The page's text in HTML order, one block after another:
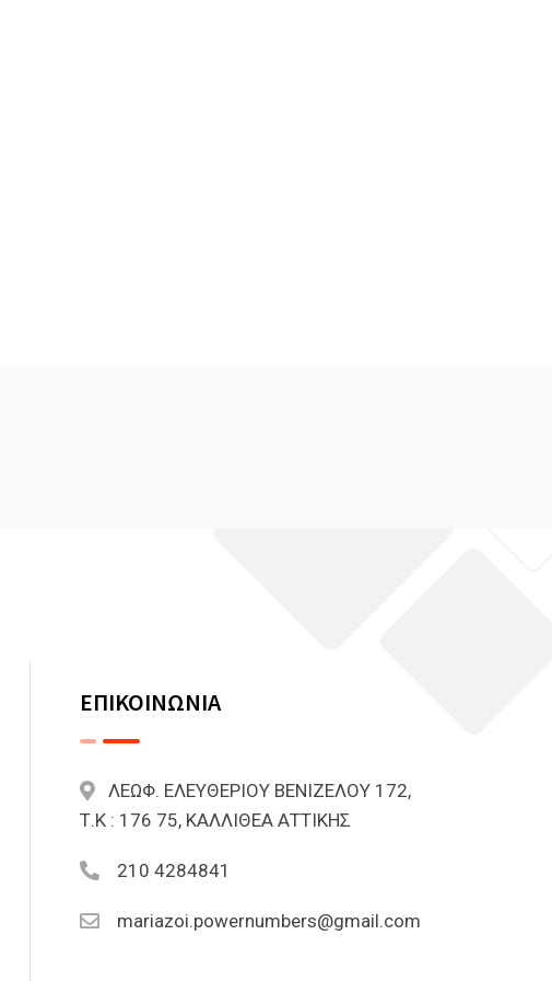
ΕΠΙΚΟΙΝΩΝΙΑ
ΛΕΩΦ. ΕΛΕΥΘΕΡΙΟΥ ΒΕΝΙΖΕΛΟΥ 172,
Τ.Κ : 176 75, ΚΑΛΛΙΘΕΑ ΑΤΤΙΚΗΣ
210 4284841
mariazoi.powernumbers@gmail.com